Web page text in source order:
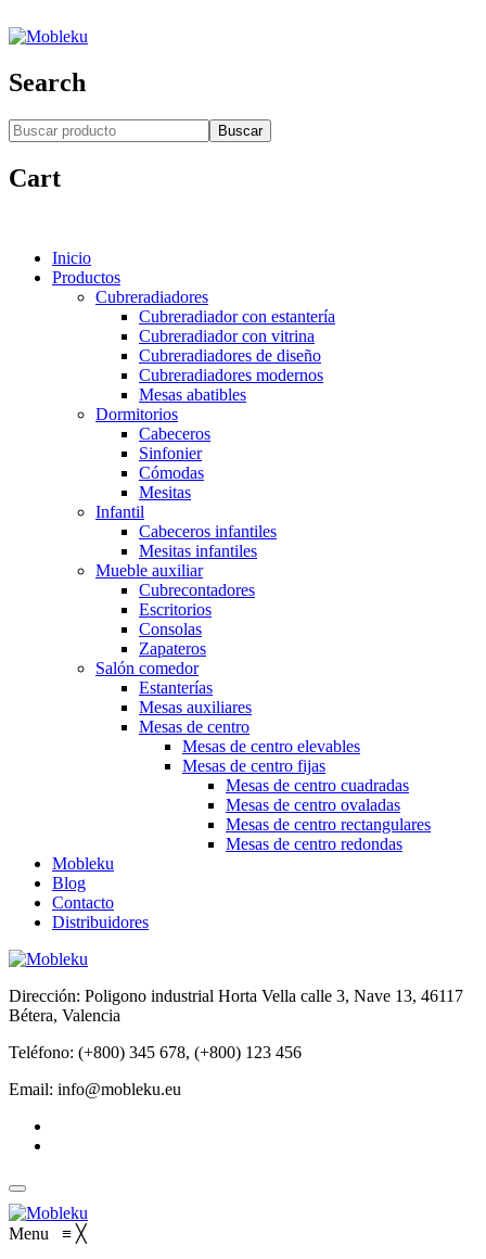
Search
Buscar
Cart
Inicio
Productos
Cubreradiadores
Cubreradiador con estantería
Cubreradiador con vitrina
Cubreradiadores de diseño
Cubreradiadores modernos
Mesas abatibles
Dormitorios
Cabeceros
Sinfonier
Cómodas
Mesitas
Infantil
Cabeceros infantiles
Mesitas infantiles
Mueble auxiliar
Cubrecontadores
Escritorios
Consolas
Zapateros
Salón comedor
Estanterías
Mesas auxiliares
Mesas de centro
Mesas de centro elevables
Mesas de centro fijas
Mesas de centro cuadradas
Mesas de centro ovaladas
Mesas de centro rectangulares
Mesas de centro redondas
Mobleku
Blog
Contacto
Distribuidores
Dirección: Poligono industrial Horta Vella calle 3, Nave 13, 46117
Bétera, Valencia
Teléfono: (+800) 345 678, (+800) 123 456
Email: info@mobleku.eu
Menu ≡ ╳